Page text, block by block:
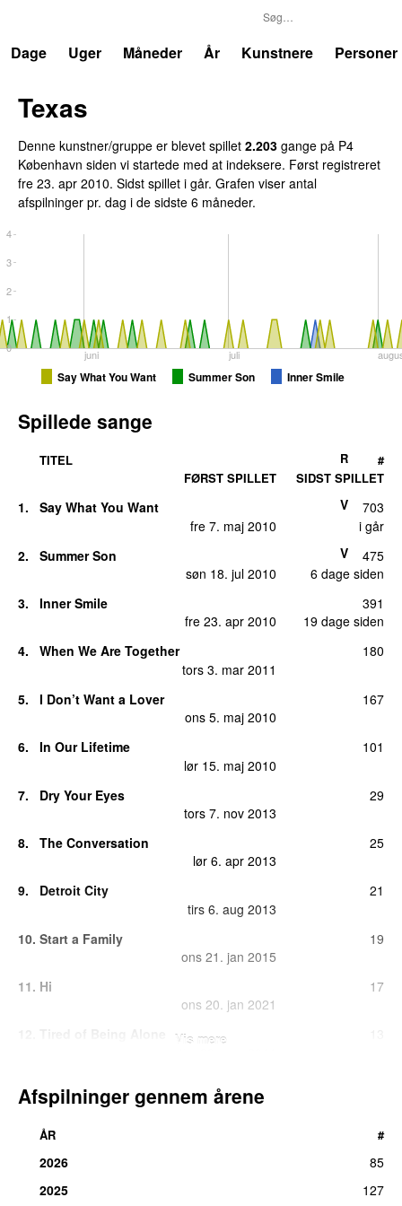
Dage
Uger Måneder År Kunstnere Personer
Texas
Denne kunstner/gruppe er blevet spillet 2.203 gange på P4
København siden vi startede med at indeksere. Først registreret
fre 23. apr 2010. Sidst spillet i går. Grafen viser antal
afspilninger pr. dag i de sidste 6 måneder.
juni juli
0
1
2
3
4
Say What You Want Summer Son Inner Smile
Spillede sange
TITEL
FØRST SPILLET
SIDST SPILLET
R #
1.
Say What You Want
fre 7. maj 2010
i går
V 703
2.
Summer Son
søn 18. jul 2010
6 dage siden
V 475
3.
Inner Smile
fre 23. apr 2010
19 dage siden
391
4.
When We Are Together
tors 3. mar 2011
180
5.
I Don’t Want a Lover
ons 5. maj 2010
167
6.
In Our Lifetime
lør 15. maj 2010
101
7.
Dry Your Eyes
tors 7. nov 2013
29
8.
The Conversation
lør 6. apr 2013
25
9.
Detroit City
tirs 6. aug 2013
21
10. Start a Family
ons 21. jan 2015
19
11. Hi
ons 20. jan 2021
17
man 20. aug 2012
Midnight
9
Vis mere
Afspilninger gennem årene
ÅR #
2026
85
2025
127